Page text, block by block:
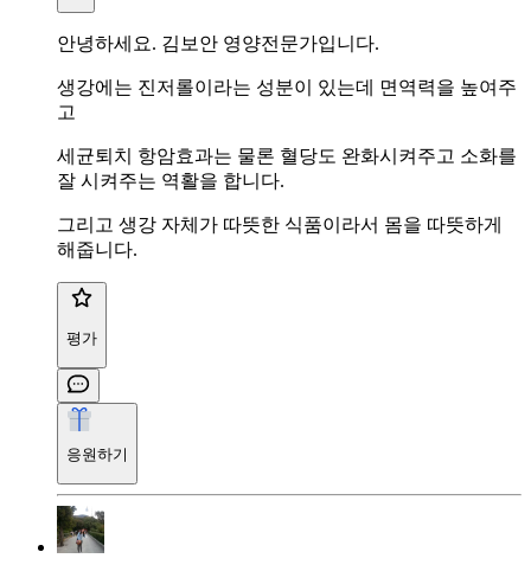
안녕하세요. 김보안 영양전문가입니다.
생강에는 진저롤이라는 성분이 있는데 면역력을 높여주
고
세균퇴치 항암효과는 물론 혈당도 완화시켜주고 소화를
잘 시켜주는 역활을 합니다.
그리고 생강 자체가 따뜻한 식품이라서 몸을 따뜻하게
해줍니다.
평가
응원하기